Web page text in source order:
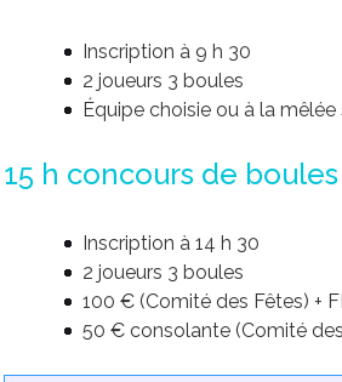
Inscription à 9 h 30
2 joueurs 3 boules
Équipe choisie ou à la
15 h concours de
Inscription à 14 h 30
2 joueurs 3 boules
100 € (Comité des Fêtes) +
50 € consolante (Comité